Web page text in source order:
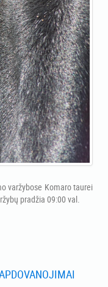
varžybose Komaro taurei
pradžia 09:00 val.